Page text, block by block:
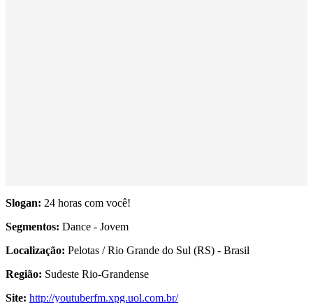
Slogan: 24 horas com você!
Segmentos: Dance - Jovem
Localização: Pelotas / Rio Grande do Sul (RS) - Brasil
Região: Sudeste Rio-Grandense
Site: http://youtuberfm.xpg.uol.com.br/